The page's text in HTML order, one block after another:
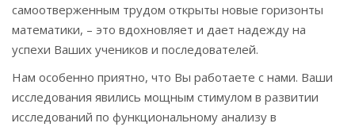
самоотверженным трудом открыты новые горизонты
математики, – это вдохновляет и дает надежду на
успехи Ваших учеников и последователей.
Нам особенно приятно, что Вы работаете с нами. Ваши
исследования явились мощным стимулом в развитии
исследований по функциональному анализу в